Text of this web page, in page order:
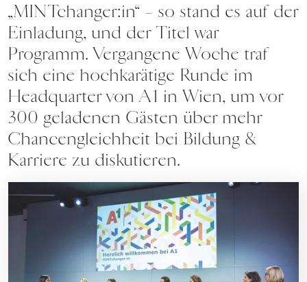
„MINTchanger:in“ – so stand es auf der
Einladung, und der Titel war
Programm. Vergangene Woche traf
sich eine hochkarätige Runde im
Headquarter von A1 in Wien, um vor
300 geladenen Gästen über mehr
Chancengleichheit bei Bildung &
Karriere zu diskutieren.